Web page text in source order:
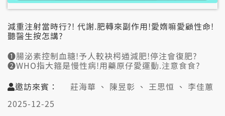
減重注射當時行?! 代謝.肥轉來副作用!愛媠嘛愛顧性命!
聽醫生按怎講?
➊腸泌素控制血糖!予人較袂枵通減肥!停注會復肥?
➋WHO指大箍是慢性病!用藥原仔愛運動.注意食食?
➍現代人變大箍關鍵?血糖震盪.情緒食食減袂落來?
👤邀訪來賓:
邀訪來賓：
莊海華 、 陳昱彰 、 王思恒 、 李佳蕙
2025-12-25